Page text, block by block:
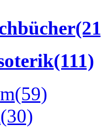
(111)
(59)
(30)